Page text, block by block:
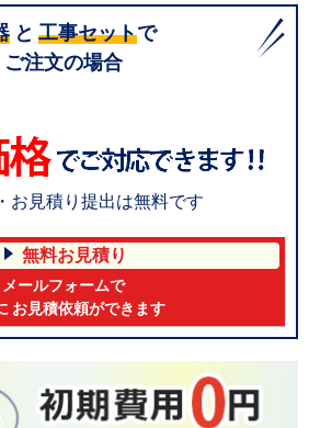
と 工事セットで
ご注文の場合
お見積り提出は無料です
無料お見積り
メールフォームで
お見積依頼ができます